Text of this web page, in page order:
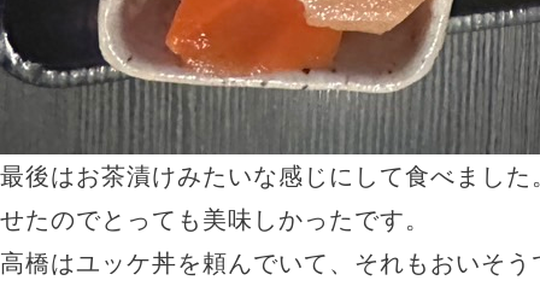
最後はお茶漬けみたいな感じにして食べまし
せたのでとっても美味しかったです。
高橋はユッケ丼を頼んでいて、それもおいそう